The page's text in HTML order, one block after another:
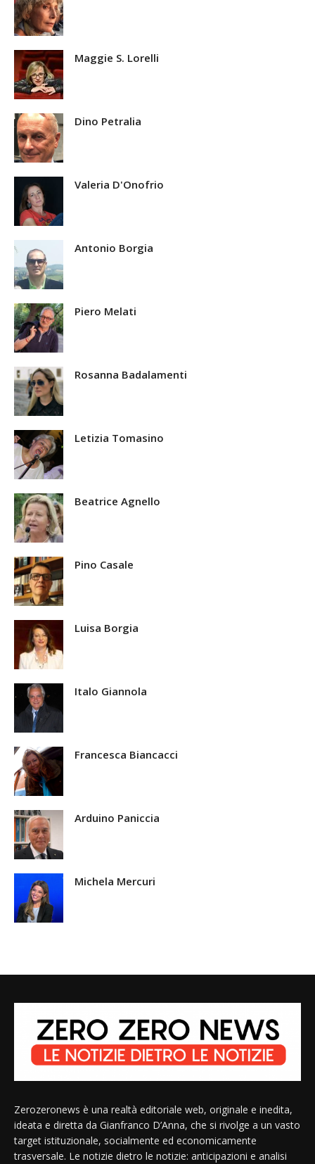
Maggie S. Lorelli
Dino Petralia
Valeria D'Onofrio
Antonio Borgia
Piero Melati
Rosanna Badalamenti
Letizia Tomasino
Beatrice Agnello
Pino Casale
Luisa Borgia
Italo Giannola
Francesca Biancacci
Arduino Paniccia
Michela Mercuri
Zerozeronews è una realtà editoriale web, originale e inedita,
ideata e diretta da Gianfranco D’Anna, che si rivolge a un vasto
target istituzionale, socialmente ed economicamente
trasversale. Le notizie dietro le notizie: anticipazioni e analisi